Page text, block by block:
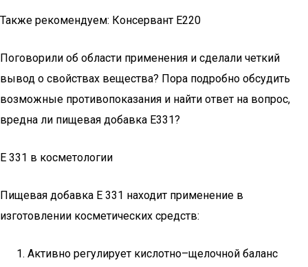
Также рекомендуем: Консервант Е220
Поговорили об области применения и сделали четкий
вывод о свойствах вещества? Пора подробно обсудить
возможные противопоказания и найти ответ на вопрос,
вредна ли пищевая добавка Е331?
E 331 в косметологии
Пищевая добавка E 331 находит применение в
изготовлении косметических средств:
Активно регулирует кислотно–щелочной баланс